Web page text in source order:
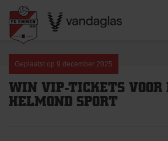
content
Geplaatst op 9 december 2025
WIN VIP-TICKETS VOOR
HELMOND SPORT